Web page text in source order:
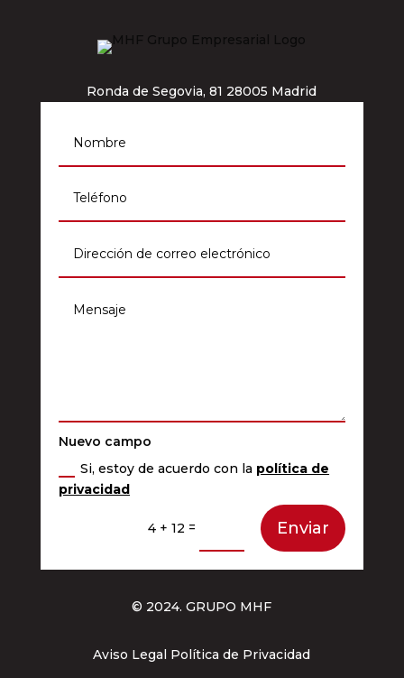
Ronda de Segovia, 81 28005 Madrid
Nuevo campo
Si, estoy de acuerdo con la política de
privacidad
4 + 12 = Enviar
© 2024. GRUPO MHF
Aviso Legal Política de Privacidad